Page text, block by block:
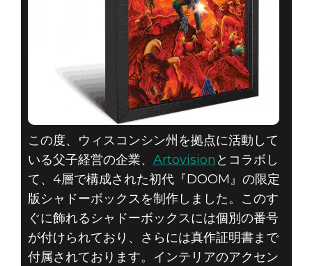
この度、ウィスコンシン州を拠点に活動して
いる父子経営の企業、 Artovision とコラボし
て、4層で構成された初代『DOOM』の限定
版シャドーボックスを制作しました。このす
ぐに飾れるシャドーボックスには個別の番号
が付けられており、さらには真作証明書まで
付属されております。インテリアのアクセン